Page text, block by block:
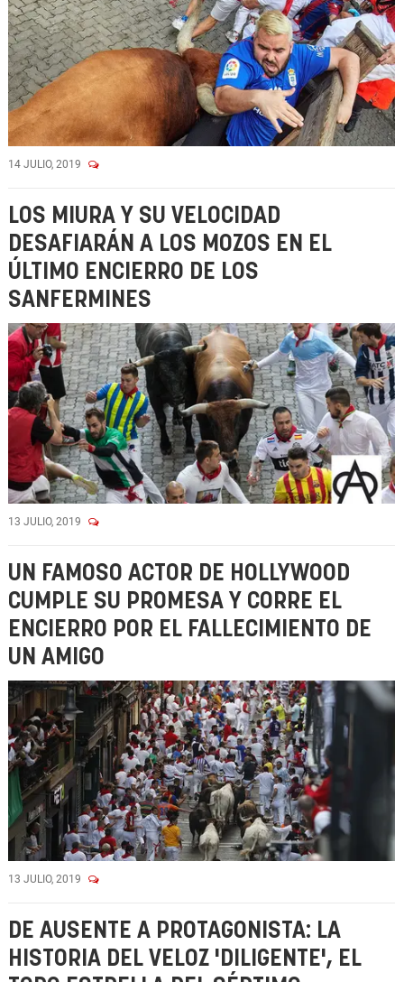
14 JULIO, 2019
LOS MIURA Y SU VELOCIDAD
DESAFIARÁN A LOS MOZOS EN EL
ÚLTIMO ENCIERRO DE LOS
SANFERMINES
13 JULIO, 2019
UN FAMOSO ACTOR DE HOLLYWOOD
CUMPLE SU PROMESA Y CORRE EL
ENCIERRO POR EL FALLECIMIENTO DE
UN AMIGO
13 JULIO, 2019
DE AUSENTE A PROTAGONISTA: LA
HISTORIA DEL VELOZ 'DILIGENTE', EL